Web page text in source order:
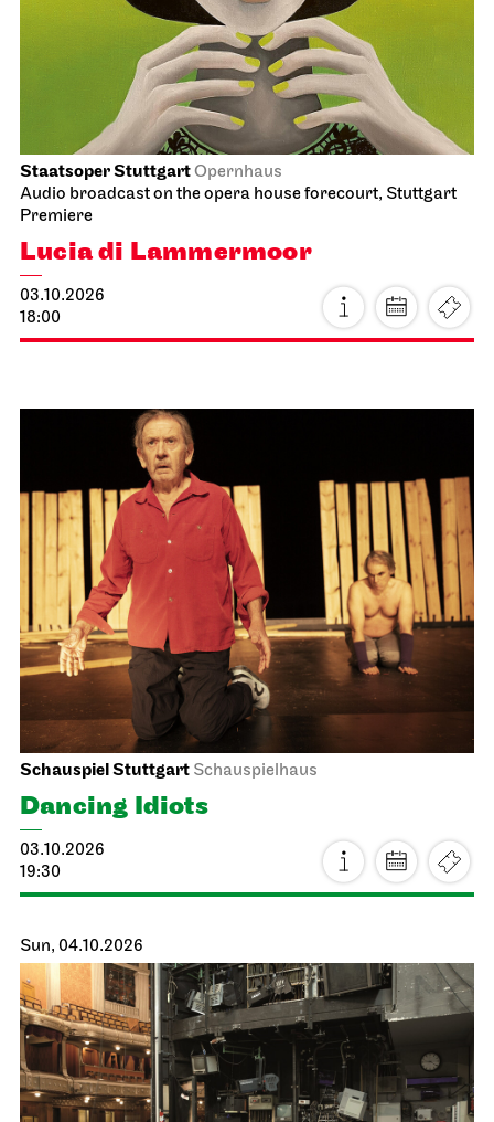
Staatsoper StuttgartOpernhaus
Audio broadcast on the opera house forecourt, Stuttgart
Premiere
Lucia di Lammermoor
03.10.2026
18:00
Schauspiel Stuttgart Schauspielhaus
Dancing Idiots
03.10.2026
19:30
Sun, 04.10.2026